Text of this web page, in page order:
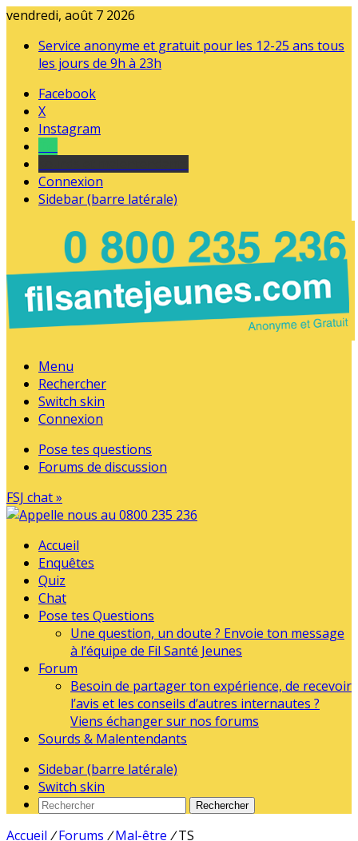
vendredi, août 7 2026
Service anonyme et gratuit pour les 12-25 ans tous
les jours de 9h à 23h
Facebook
X
Instagram
Connexion
Sidebar (barre latérale)
Menu
Rechercher
Switch skin
Connexion
Pose tes questions
Forums de discussion
FSJ chat »
Accueil
Enquêtes
Quiz
Chat
Pose tes Questions
Une question, un doute ? Envoie ton message
à l’équipe de Fil Santé Jeunes
Forum
Besoin de partager ton expérience, de recevoir
l’avis et les conseils d’autres internautes ?
Viens échanger sur nos forums
Sourds & Malentendants
Sidebar (barre latérale)
Switch skin
Rechercher
Accueil / Forums / Mal-être / TS